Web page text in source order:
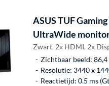
ASUSTUF
UltraWide
Zwart, 2x HDMI, 2x
Zichtbaar beeld: 86,4
Resolutie: 3440 x
Reactietijd: 0.5 ms